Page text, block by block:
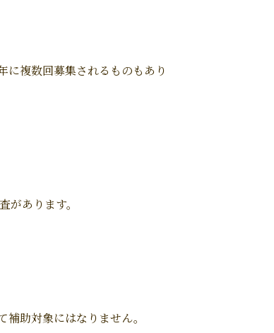
に複数回募集されるものもあり
あります。
助対象にはなりません。